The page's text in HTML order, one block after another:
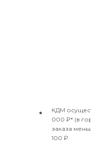
КДМ
000 ₽* (в
заказа
100 ₽.